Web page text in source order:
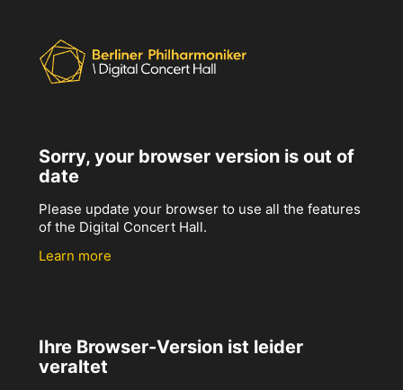
Sorry, your browser version is out of
date
Please update your browser to use all the features
of the Digital Concert Hall.
Learn more
Ihre Browser-Version ist leider
veraltet